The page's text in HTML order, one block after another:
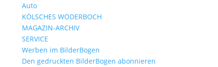
Auto
KÖLSCHES WÖDERBOCH
MAGAZIN-ARCHIV
SERVICE
Werben im BilderBogen
Den gedruckten BilderBogen abonnieren